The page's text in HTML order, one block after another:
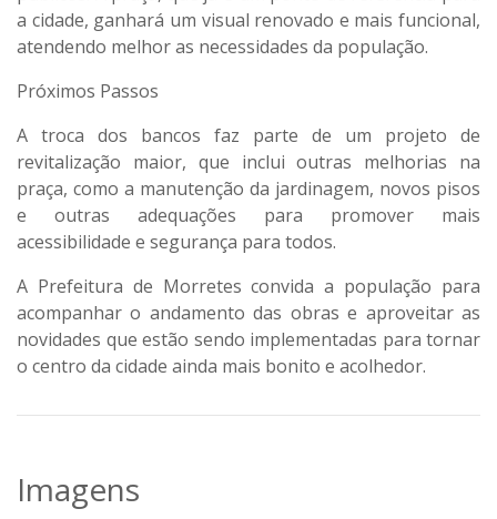
a cidade, ganhará um visual renovado e mais funcional,
atendendo melhor as necessidades da população.
Próximos Passos
A troca dos bancos faz parte de um projeto de
revitalização maior, que inclui outras melhorias na
praça, como a manutenção da jardinagem, novos pisos
e outras adequações para promover mais
acessibilidade e segurança para todos.
A Prefeitura de Morretes convida a população para
acompanhar o andamento das obras e aproveitar as
novidades que estão sendo implementadas para tornar
o centro da cidade ainda mais bonito e acolhedor.
Imagens